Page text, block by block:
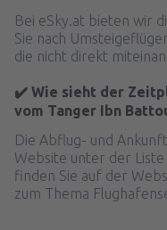
Bei eSky.at bieten wir
Sie nach
die nicht direkt
✔️ Wie sieht der
vom Tanger Ibn
Die Abflug- und
Website unter der
finden Sie auf der
zum Thema